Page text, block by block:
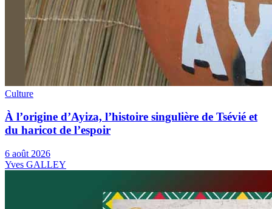
Culture
À l’origine d’Ayiza, l’histoire singulière de Tsévié et
du haricot de l’espoir
6 août 2026
Yves GALLEY